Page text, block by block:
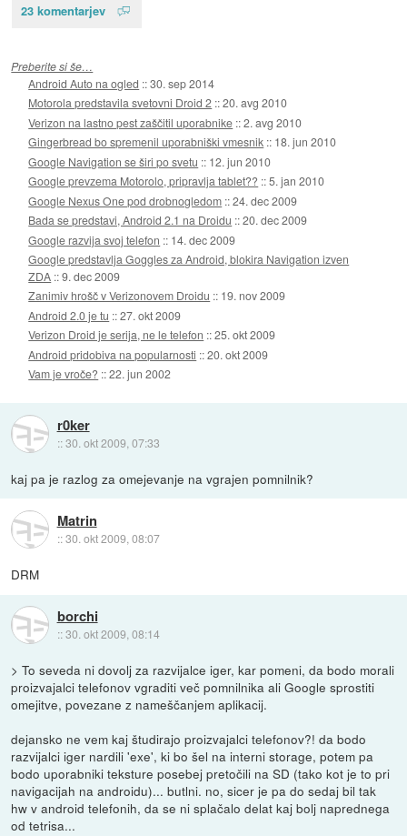
23 komentarjev
Preberite si še…
Android Auto na ogled ::30. sep 2014
Motorola predstavila svetovni Droid 2 ::20. avg 2010
Verizon na lastno pest zaščitil uporabnike ::2. avg 2010
Gingerbread bo spremenil uporabniški vmesnik :: 18. jun 2010
Google Navigation se širi po svetu :: 12. jun 2010
Google prevzema Motorolo, pripravlja tablet?? ::5. jan 2010
Google Nexus One pod drobnogledom ::24. dec 2009
Bada se predstavi, Android 2.1 na Droidu ::20. dec 2009
Google razvija svoj telefon :: 14. dec 2009
Google predstavlja Goggles za Android, blokira Navigation izven
ZDA ::9. dec 2009
Zanimiv hrošč v Verizonovem Droidu :: 19. nov 2009
Android 2.0 je tu ::27. okt 2009
Verizon Droid je serija, ne le telefon ::25. okt 2009
Android pridobiva na popularnosti ::20. okt 2009
Vam je vroče? ::22. jun 2002
r0ker
::30. okt 2009, 07:33
kaj pa je razlog za omejevanje na vgrajen pomnilnik?
Matrin
::30. okt 2009, 08:07
DRM
borchi
::30. okt 2009, 08:14
> To seveda ni dovolj za razvijalce iger, kar pomeni, da bodo morali
proizvajalci telefonov vgraditi več pomnilnika ali Google sprostiti
omejitve, povezane z nameščanjem aplikacij.
dejansko ne vem kaj študirajo proizvajalci telefonov?! da bodo
razvijalci iger nardili 'exe', ki bo šel na interni storage, potem pa
bodo uporabniki teksture posebej pretočili na SD (tako kot je to pri
navigacijah na androidu)... butlni. no, sicer je pa do sedaj bil tak
hw v android telefonih, da se ni splačalo delat kaj bolj naprednega
od tetrisa...